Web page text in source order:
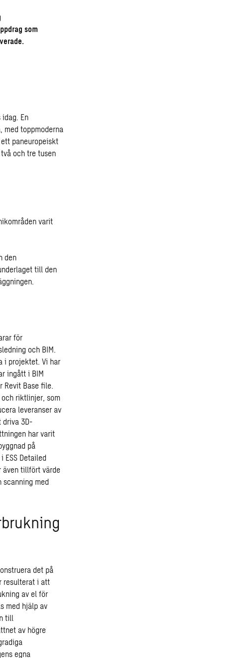
som
En
med toppmoderna
paneuropeiskt
och tre tusen
varit
den
till den
för
och BIM.
i projektet. Vi har
ingått i BIM
Revit Base file.
riktlinjer, som
leveranser av
driva 3D-
har varit
på
ESS Detailed
även tillfört värde
scanning med
det på
resulterat i att
av el för
med hjälp av
till
av högre
egna